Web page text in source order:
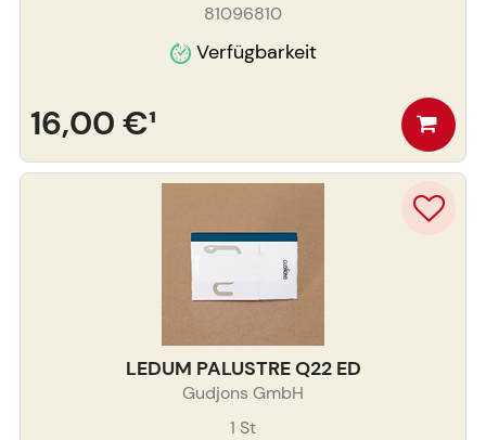
81096810
Verfügbarkeit
16,00 €¹
LEDUM PALUSTRE Q22 ED
Gudjons GmbH
1 St